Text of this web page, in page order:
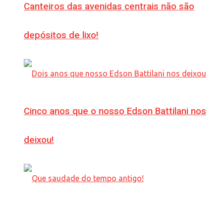
Canteiros das avenidas centrais não são
depósitos de lixo!
Cinco anos que o nosso Edson Battilani nos
deixou!